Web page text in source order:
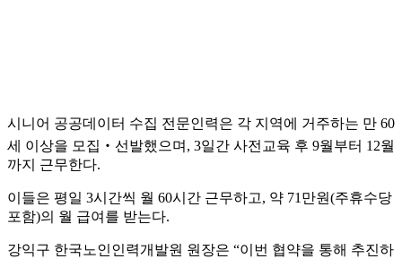
시니어 공공데이터 수집 전문인력은 각 지역에 거주하는 만 60
세 이상을 모집‧선발했으며, 3일간 사전교육 후 9월부터 12월
까지 근무한다.
이들은 평일 3시간씩 월 60시간 근무하고, 약 71만원(주휴수당
포함)의 월 급여를 받는다.
강익구 한국노인인력개발원 원장은 “이번 협약을 통해 추진하